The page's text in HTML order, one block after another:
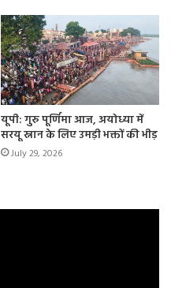
यूपी: गुरु पूर्णिमा आज, अयोध्या में
सरयू स्नान के लिए उमड़ी भक्तों की भीड़
July 29, 2026